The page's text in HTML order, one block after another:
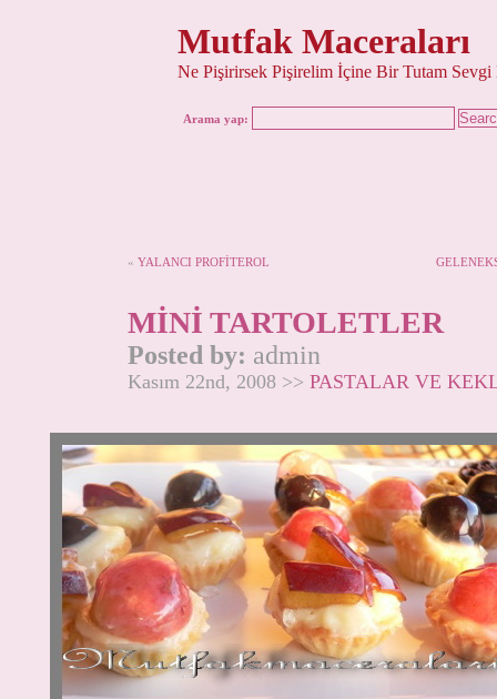
Mutfak Maceraları
Ne Pişirirsek Pişirelim İçine Bir Tutam Sevgi
Arama yap:
« YALANCI PROFİTEROL
MİNİ TARTOLETLER
Posted by: admin
Kasım 22nd, 2008 >> PASTALAR VE